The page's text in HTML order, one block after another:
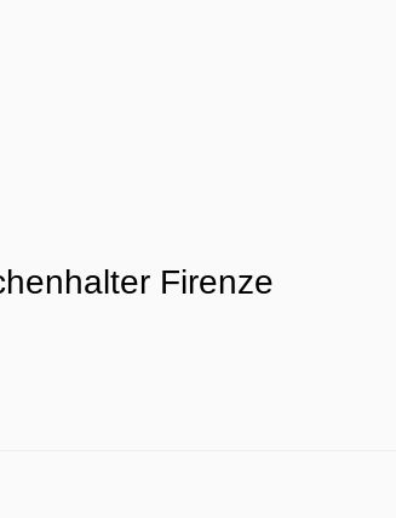
Firenze